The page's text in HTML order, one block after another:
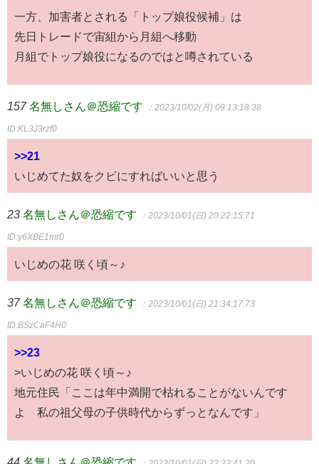
一方、加害者とされる「トップ娘役候補」は
先日トレードで宙組から月組へ移動
月組でトップ娘役になるのではと噂されている
157 名無しさん＠恐縮です ：2023/10/02(月) 09:13:18.38
ID:KL3J3rzf0
>>21
いじめてた奴をクビにすればいいと思う
23 名無しさん＠恐縮です ：2023/10/01(日) 20:22:15.71
ID:y6XBE1mr0
いじめの花 咲く頃～♪
37 名無しさん＠恐縮です ：2023/10/01(日) 21:34:17.73
ID:BSzCaF4H0
>>23
>いじめの花 咲く頃～♪
地元住民「ここは年中満開で枯れることがないんです
よ 私の祖父母の子供時代からずっとなんです」